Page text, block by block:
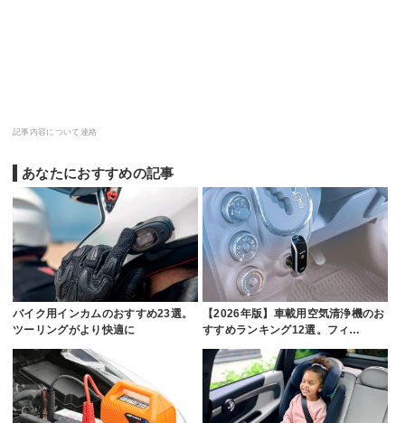
記事内容について連絡
あなたにおすすめの記事
バイク用インカムのおすすめ23選。
ツーリングがより快適に
【2026年版】車載用空気清浄機のお
すすめランキング12選。フィ…